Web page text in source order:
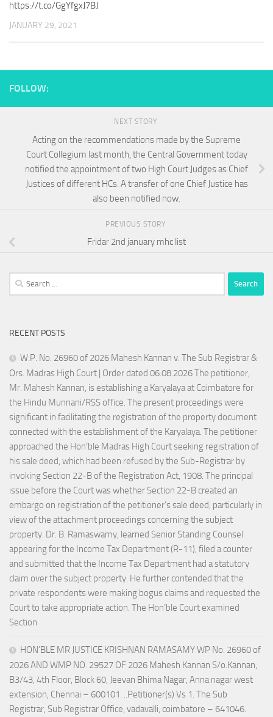
https://t.co/GgYfgxJ7BJ
JANUARY 29, 2021
FOLLOW:
NEXT STORY
Acting on the recommendations made by the Supreme
Court Collegium last month, the Central Government today
notified the appointment of two High Court Judges as Chief
Justices of different HCs. A transfer of one Chief Justice has
also been notified now.
PREVIOUS STORY
Fridar 2nd january mhc list
Search
for:
RECENT POSTS
W.P. No. 26960 of 2026 Mahesh Kannan v. The Sub Registrar &
Ors. Madras High Court | Order dated 06.08.2026 The petitioner,
Mr. Mahesh Kannan, is establishing a Karyalaya at Coimbatore for
the Hindu Munnani/RSS office. The present proceedings were
significant in facilitating the registration of the property document
connected with the establishment of the Karyalaya. The petitioner
approached the Hon’ble Madras High Court seeking registration of
his sale deed, which had been refused by the Sub-Registrar by
invoking Section 22-B of the Registration Act, 1908. The principal
issue before the Court was whether Section 22-B created an
embargo on registration of the petitioner’s sale deed, particularly in
view of the attachment proceedings concerning the subject
property. Dr. B. Ramaswamy, learned Senior Standing Counsel
appearing for the Income Tax Department (R-11), filed a counter
and submitted that the Income Tax Department had a statutory
claim over the subject property. He further contended that the
private respondents were making bogus claims and requested the
Court to take appropriate action. The Hon’ble Court examined
Section
HON’BLE MR JUSTICE KRISHNAN RAMASAMY WP No. 26960 of
2026 AND WMP NO. 29527 OF 2026 Mahesh Kannan S/o.Kannan,
B3/43, 4th Floor, Block 60, Jeevan Bhima Nagar, Anna nagar west
extension, Chennai – 600101. ..Petitioner(s) Vs 1. The Sub
Registrar, Sub Registrar Office, vadavalli, coimbatore – 641046.